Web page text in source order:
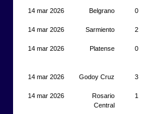
14 mar 2026 Belgrano 0
14 mar 2026 Sarmiento 2
14 mar 2026 Platense 0
14 mar 2026 Godoy Cruz 3
14 mar 2026
Rosario
Central
1